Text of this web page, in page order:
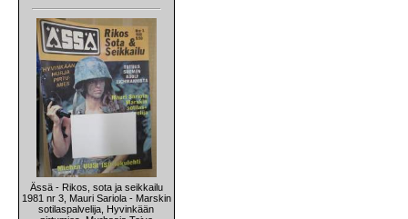
Ässä - Rikos, sota ja seikkailu
1981 nr 3, Mauri Sariola - Marskin
sotilaspalvelija, Hyvinkään